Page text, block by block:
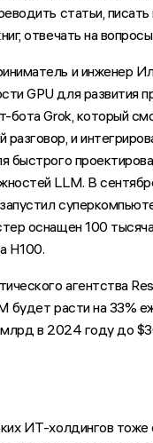
статьи,
отвечать на
и инженер
GPU для развития
бота Grok, который
и
быстрого
LLM. В
оснащен 100
H100.
агентства
будет расти на 33%
млрд в 2024 году до
ИТ-холдингов тоже